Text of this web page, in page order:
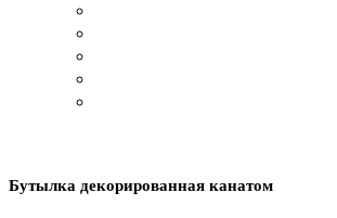
Бутылка декорированная канатом